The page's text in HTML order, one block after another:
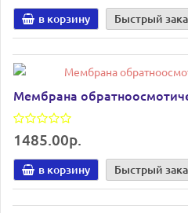
в корзину Быстрый
Мембрана
1485.00р.
в корзину Быстрый